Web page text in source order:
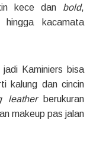
kece dan bold,
kacamata
Kaminiers bisa
kalung dan cincin
leatherberukuran
makeup pas jalan